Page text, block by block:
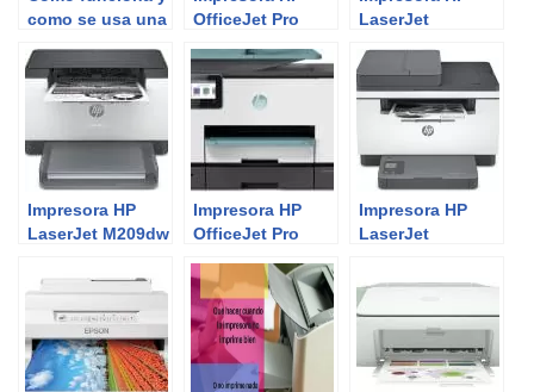
como se usa una
OfficeJet Pro
Experto
LaserJet
M234sdwe |
Análisis del
Experto
Impresora HP
LaserJet M209dw
Review del
Impresora HP
OfficeJet Pro
Experto
Impresora HP
LaserJet
M234sdne |
Review del
Experto